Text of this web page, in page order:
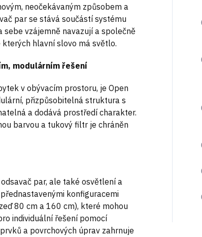
neočekávaným způsobem a
par se stává součástí systému
vzájemně navazují a společně
hlavní slovo má světlo.
modulárním řešení
v obývacím prostoru, je Open
přizpůsobitelná struktura s
a dodává prostředí charakter.
barvou a tukový filtr je chráněn
par, ale také osvětlení a
konfiguracemi
80 cm a 160 cm), které mohou
individuální řešení pomocí
a povrchových úprav zahrnuje